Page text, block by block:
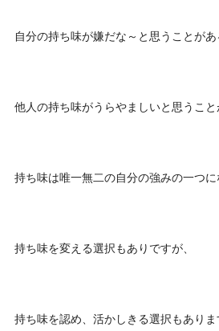
自分の持ち味が嫌だな～と思うことがあ
他人の持ち味がうらやましいと思うこと
持ち味は唯一無二の自分の強みの一つに
持ち味を変える選択もありですが、
持ち味を認め、活かしきる選択もありま